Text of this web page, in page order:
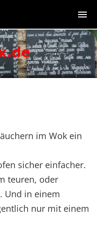
im Wok ein
sicher einfacher.
teuren, oder
Und in einem
nur mit einem